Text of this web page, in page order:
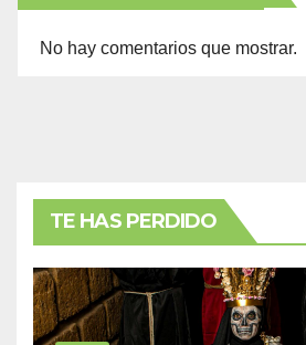
No hay comentarios que mostrar.
TE HAS PERDIDO